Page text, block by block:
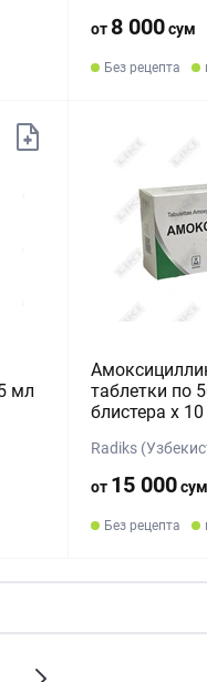
от 8 000сум
Без рецепта
мл
таблетки по
блистера х
Radiks
от 15 000сум
Без рецепта